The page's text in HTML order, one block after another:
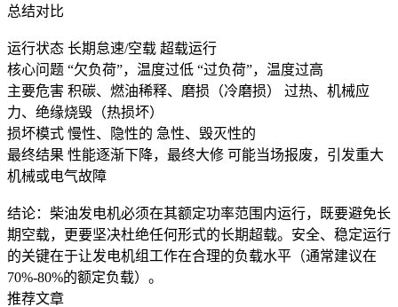
总结对比
运行状态 长期怠速/空载 超载运行
核心问题 “欠负荷”，温度过低 “过负荷”，温度过高
主要危害 积碳、燃油稀释、磨损（冷磨损） 过热、机械应
力、绝缘烧毁（热损坏）
损坏模式 慢性、隐性的 急性、毁灭性的
最终结果 性能逐渐下降，最终大修 可能当场报废，引发重大
机械或电气故障
结论：柴油发电机必须在其额定功率范围内运行，既要避免长
期空载，更要坚决杜绝任何形式的长期超载。安全、稳定运行
的关键在于让发电机组工作在合理的负载水平（通常建议在
70%-80%的额定负载）。
推荐文章